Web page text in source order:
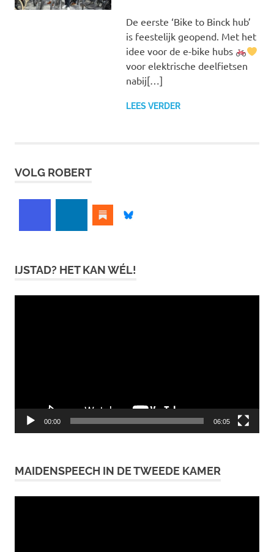
De eerste ‘Bike to Binck hub’
is feestelijk geopend. Met het
idee voor de e-bike hubs
voor elektrische deelfietsen
nabij[…]
LEES VERDER
VOLG ROBERT
IJSTAD? HET KAN WÉL!
00:00 06:05
MAIDENSPEECH IN DE TWEEDE KAMER